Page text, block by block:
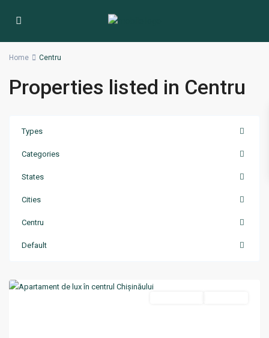
Home Centru
Properties listed in Centru
Types
Categories
States
Cities
Centru
Default